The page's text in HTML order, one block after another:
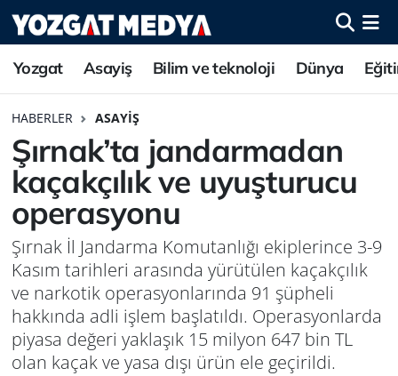
Yozgat Asayiş Bilim ve teknoloji Dünya
HABERLER ASAYIŞ
Şırnak’ta jandarmadan
kaçakçılık ve uyuşturucu
operasyonu
Şırnak İl Jandarma Komutanlığı ekiplerince 3-9
Kasım tarihleri arasında yürütülen kaçakçılık
ve narkotik operasyonlarında 91 şüpheli
hakkında adli işlem başlatıldı. Operasyonlarda
piyasa değeri yaklaşık 15 milyon 647 bin TL
olan kaçak ve yasa dışı ürün ele geçirildi.